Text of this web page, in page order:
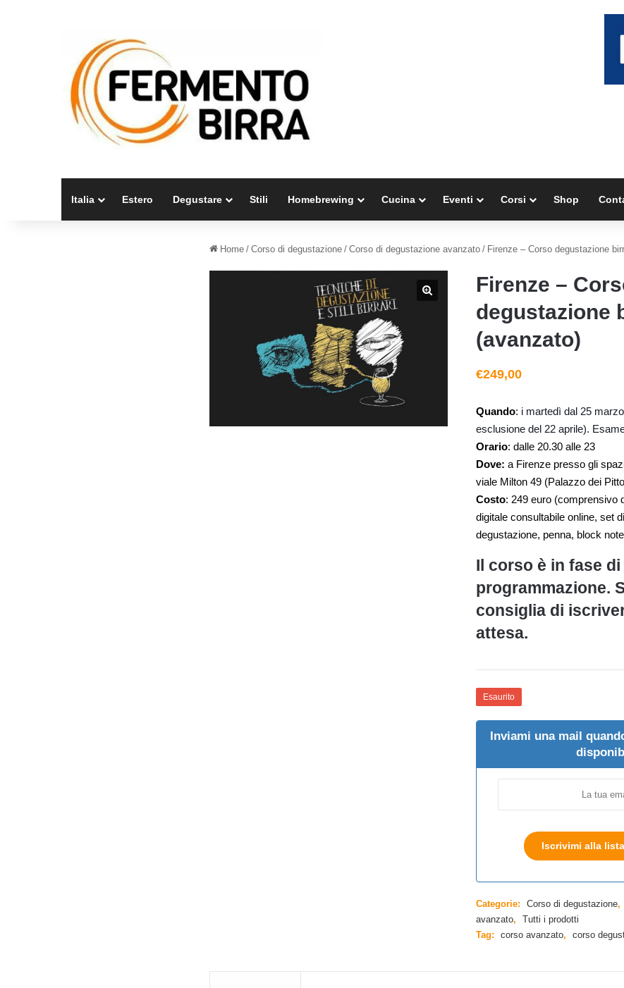
Italia Estero Degustare Stili Homebrewing Cucina Eventi Corsi Shop
Home / Corso di degustazione / Corso di degustazione avanzato / Firenze – Corso degustazione
Firenze –
degustazione
(avanzato)
€249,00
Quando: i martedì dal 25
esclusione del 22 aprile).
Orario: dalle 20.30 alle 23
Dove: a Firenze presso gli
viale Milton 49 (Palazzo dei
Costo: 249 euro (comprensivo
digitale consultabile online, set
degustazione, penna, block
Il corso è in fase di
programmazione.
consiglia di
attesa.
Esaurito
Inviami una mail
Iscrivimi alla
Categorie: Corso di degustazione,
avanzato,
Tutti i prodotti
Tag:
corso avanzato, corso